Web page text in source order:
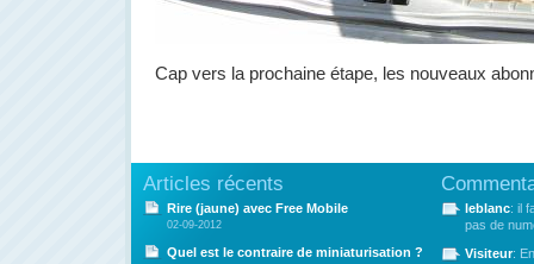
Cap vers la prochaine étape, les nouveaux
Articles récents
Rire (jaune) avec Free Mobile
02-09-2012
Quel est le contraire de miniaturisation ?
leblanc: il
pas de
Visiteur: